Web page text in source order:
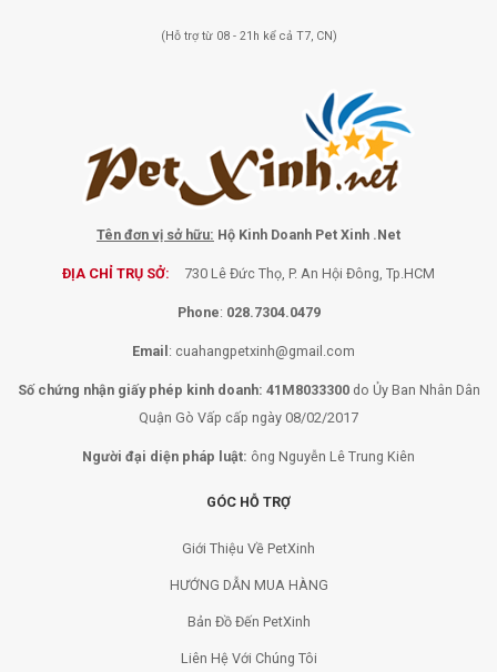
(Hỗ trợ từ 08 - 21h kể cả T7, CN)
Tên đơn vị sở hữu: Hộ Kinh Doanh Pet Xinh .Net
ĐỊA CHỈ TRỤ SỞ: 730 Lê Đức Thọ, P. An Hội Đông, Tp.HCM
Phone: 028.7304.0479
Email: cuahangpetxinh@gmail.com
Số chứng nhận giấy phép kinh doanh: 41M8033300do Ủy Ban Nhân Dân
Quận Gò Vấp cấp ngày 08/02/2017
Người đại diện pháp luật: ông Nguyễn Lê Trung Kiên
GÓC HỖ TRỢ
Giới Thiệu Về PetXinh
HƯỚNG DẪN MUA HÀNG
Bản Đồ Đến PetXinh
Liên Hệ Với Chúng Tôi